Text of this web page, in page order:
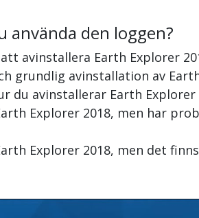
använda den loggen?
avinstallera Earth Explorer
grundlig avinstallation av
du avinstallerar Earth Explorer
Explorer 2018, men har
Explorer 2018, men det